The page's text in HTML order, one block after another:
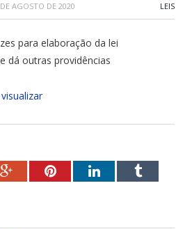
AGOSTO DE 2020 LEIS
para elaboração da lei
dá outras providências
Google+PinterestLinkedInTumblr